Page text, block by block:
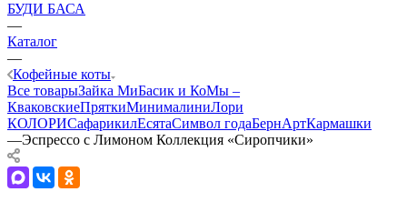
БУДИ БАСА
—
Каталог
—
Кофейные коты
Все товарыЗайка МиБасик и КоМы –
КваковскиеПряткиМинималиниЛори
КОЛОРИСафарикилЕсятаСимвол годаБернАртКармашки
—Эспрессо с Лимоном Коллекция «Сиропчики»